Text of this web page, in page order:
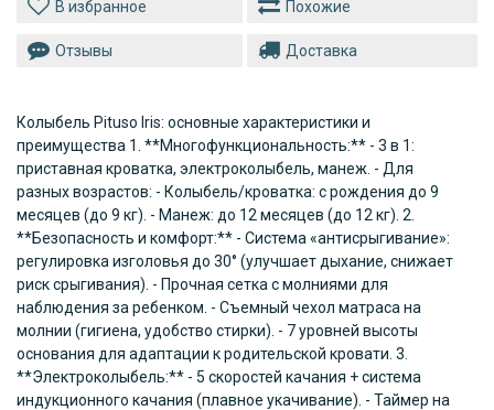
Похожие
Отзывы Доставка
Колыбель Pituso Iris: основные характеристики и
преимущества 1. **Многофункциональность:** - 3 в 1:
приставная кроватка, электроколыбель, манеж. - Для
разных возрастов: - Колыбель/кроватка: с рождения до 9
месяцев (до 9 кг). - Манеж: до 12 месяцев (до 12 кг). 2.
**Безопасность и комфорт:** - Система «антисрыгивание»:
регулировка изголовья до 30° (улучшает дыхание, снижает
риск срыгивания). - Прочная сетка с молниями для
наблюдения за ребенком. - Съемный чехол матраса на
молнии (гигиена, удобство стирки). - 7 уровней высоты
основания для адаптации к родительской кровати. 3.
**Электроколыбель:** - 5 скоростей качания + система
индукционного качания (плавное укачивание). - Таймер на